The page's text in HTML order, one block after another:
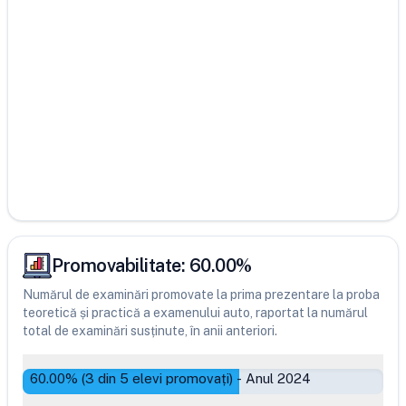
Promovabilitate: 60.00%
Numărul de examinări promovate la prima prezentare la proba
teoretică și practică a examenului auto, raportat la numărul
total de examinări susținute, în anii anteriori.
60.00% (3 din 5 elevi promovați) - Anul 2024